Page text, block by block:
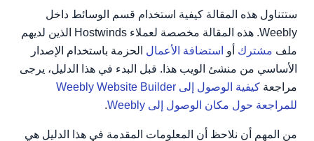
ستتناول هذه المقالة كيفية استخدام قسم الوسائط داخل
Weebly. هذه المقالة مخصصة لعملاء Hostwinds الذين لديهم
ملف مشترك أو استضافة الأعمال الحزمة باستخدام الإصدار
الأساسي من منشئ الويب هذا. قبل البدء في هذا الدليل، يرجى
مراجعة
كيفية الوصول إلى Weebly Website Builder
للمراجعة حول مكان الوصول إلى Weebly
.
من المهم أن نلاحظ أن المعلومات المقدمة في هذا الدليل هي